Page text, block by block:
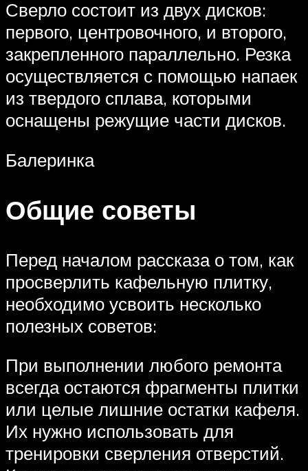
Сверло состоит из двух дисков:
первого, центровочного, и второго,
закрепленного параллельно. Резка
осуществляется с помощью напаек
из твердого сплава, которыми
оснащены режущие части дисков.
Балеринка
Общие советы
Перед началом рассказа о том, как
просверлить кафельную плитку,
необходимо усвоить несколько
полезных советов:
При выполнении любого ремонта
всегда остаются фрагменты плитки
или целые лишние остатки кафеля.
Их нужно использовать для
тренировки сверления отверстий.